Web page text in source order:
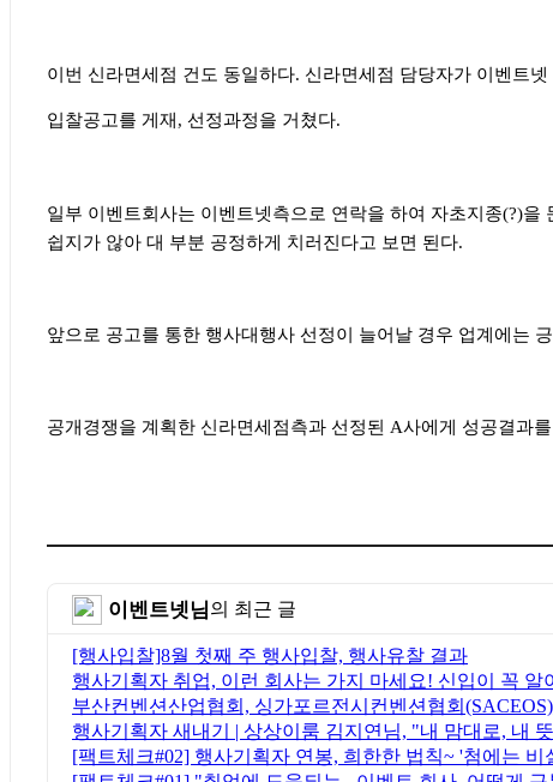
이번 신라면세점 건도 동일하다. 신라면세점 담당자가 이벤트넷
입찰공고를 게재 , 선정과정을 거쳤다.
일부 이벤트회사는 이벤트넷측으로 연락을 하여 자초지종(?)을
쉽지가 않아 대 부분 공정하게 치러진다고 보면 된다.
앞으로 공고를 통한 행사대행사 선정이 늘어날 경우 업계에는
공개경쟁을 계획한 신라면세점측과 선정된 A사에게 성공결과
이벤트넷님의 최근 글
[행사입찰]8월 첫째 주 행사입찰, 행사유찰 결과
행사기획자 취업, 이런 회사는 가지 마세요! 신입이 꼭
부산컨벤션산업협회, 싱가포르전시컨벤션협회
행사기획자 새내기 | 상상이룸 김지연님, "내 맘대로, 내
[팩트체크#02] 행사기획자 연봉, 희한한 법칙~ '첨에는 비